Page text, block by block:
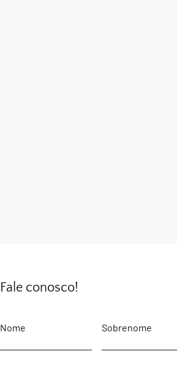
Fale conosco!
Nome Sobrenome